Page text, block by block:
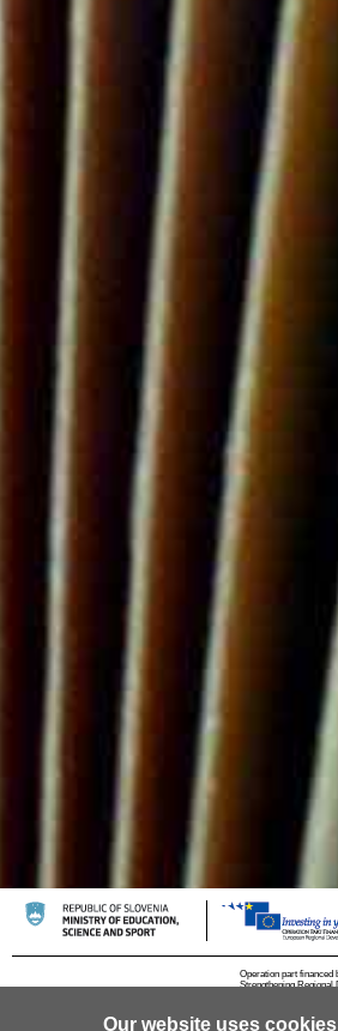
Our website uses
Operation part financed
Strengthening Regional